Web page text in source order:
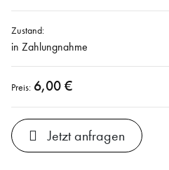
Zustand:
in Zahlungnahme
Preis: 6,00 €
Jetzt anfragen